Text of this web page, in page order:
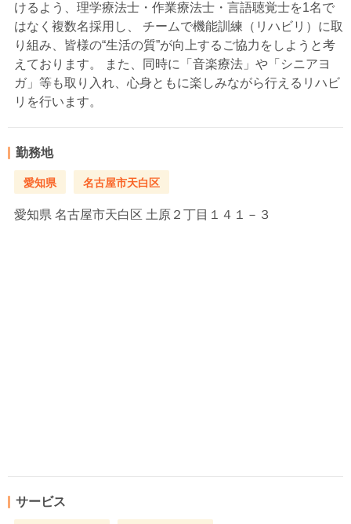
けるよう、理学療法士・作業療法士・言語聴覚士を1名で
はなく複数名採用し、 チームで機能訓練（リハビリ）に取
り組み、皆様の“生活の質”が向上するご協力をしようと考
えております。 また、同時に「音楽療法」や「シニアヨ
ガ」等も取り入れ、心身ともに楽しみながら行えるリハビ
リを行います。
勤務地
愛知県 名古屋市天白区
愛知県 名古屋市天白区 土原２丁目１４１－３
サービス